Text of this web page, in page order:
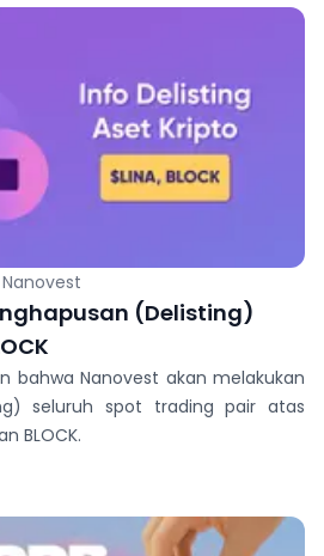
(Delisting)
bahwa Nanovest akan melakukan
seluruh spot trading pair atas
BLOCK.